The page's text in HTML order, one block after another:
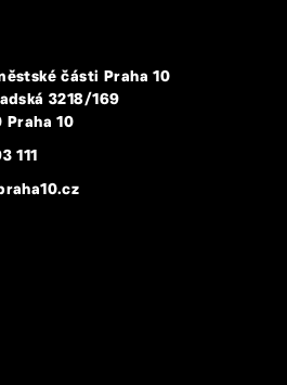
části Praha 10
3218/169
Praha 10
111